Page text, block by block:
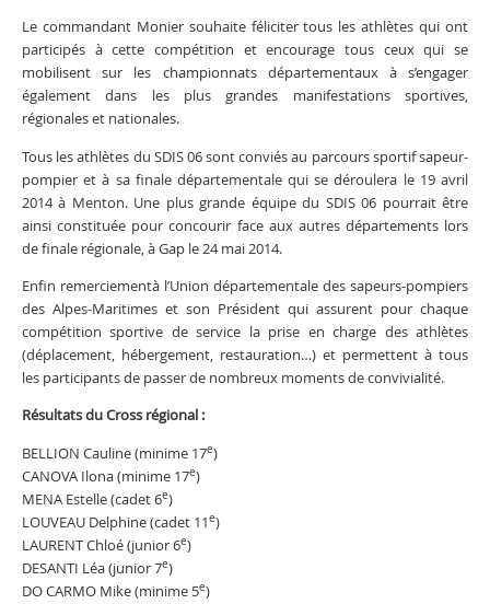
Le commandant Monier souhaite féliciter tous les athlètes qui ont
participés à cette compétition et encourage tous ceux qui se
mobilisent sur les championnats départementaux à s’engager
également dans les plus grandes manifestations sportives,
régionales et nationales.
Tous les athlètes du SDIS 06 sont conviés au parcours sportif sapeur-
pompier et à sa finale départementale qui se déroulera le 19 avril
2014 à Menton. Une plus grande équipe du SDIS 06 pourrait être
ainsi constituée pour concourir face aux autres départements lors
de finale régionale, à Gap le 24 mai 2014.
Enfin remerciementà l’Union départementale des sapeurs-pompiers
des Alpes-Maritimes et son Président qui assurent pour chaque
compétition sportive de service la prise en charge des athlètes
(déplacement, hébergement, restauration…) et permettent à tous
les participants de passer de nombreux moments de convivialité.
Résultats du Cross régional :
BELLION Cauline (minime 17e)
CANOVA Ilona (minime 17e)
MENA Estelle (cadet 6e)
LOUVEAU Delphine (cadet 11e)
LAURENT Chloé (junior 6e)
DESANTI Léa (junior 7e)
DO CARMO Mike (minime 5e)